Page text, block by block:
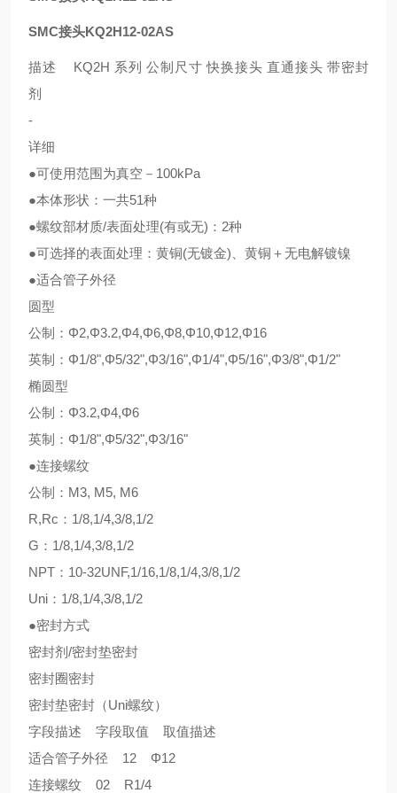
SMC接头KQ2H12-02AS
描述 KQ2H 系列 公制尺寸 快换接头 直通接头 带密封
剂
-
详细
●可使用范围为真空－100kPa
●本体形状：一共51种
●螺纹部材质/表面处理(有或无)：2种
●可选择的表面处理：黄铜(无镀金)、黄铜＋无电解镀镍
●适合管子外径
圆型
公制：Φ2,Φ3.2,Φ4,Φ6,Φ8,Φ10,Φ12,Φ16
英制：Φ1/8",Φ5/32",Φ3/16",Φ1/4",Φ5/16",Φ3/8",Φ1/2"
椭圆型
公制：Φ3.2,Φ4,Φ6
英制：Φ1/8",Φ5/32",Φ3/16"
●连接螺纹
公制：M3, M5, M6
R,Rc：1/8,1/4,3/8,1/2
G：1/8,1/4,3/8,1/2
NPT：10-32UNF,1/16,1/8,1/4,3/8,1/2
Uni：1/8,1/4,3/8,1/2
●密封方式
密封剂/密封垫密封
密封圈密封
密封垫密封（Uni螺纹）
字段描述 字段取值 取值描述
适合管子外径 12 Φ12
连接螺纹 02 R1/4